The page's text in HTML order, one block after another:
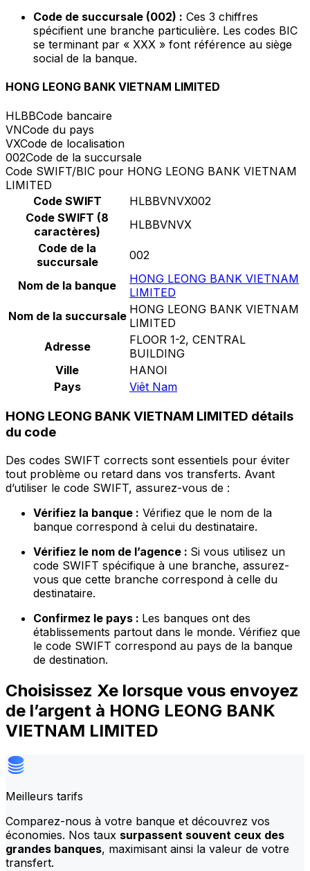
Code de succursale (002) : Ces 3 chiffres
spécifient une branche particulière. Les codes BIC
se terminant par « XXX » font référence au siège
social de la banque.
HONG LEONG BANK VIETNAM LIMITED
HLBBCode bancaire
VNCode du pays
VXCode de localisation
002Code de la succursale
Code SWIFT/BIC pour HONG LEONG BANK VIETNAM
LIMITED
Code SWIFT
HLBBVNVX002
Code SWIFT (8
caractères)
HLBBVNVX
Code de la
succursale
002
Nom de la banque
HONG LEONG BANK VIETNAM
LIMITED
Nom de la succursale HONG LEONG BANK VIETNAM
LIMITED
Adresse
FLOOR 1-2, CENTRAL
BUILDING
Ville
HANOI
Pays
Viêt Nam
HONG LEONG BANK VIETNAM LIMITED détails
du code
Des codes SWIFT corrects sont essentiels pour éviter
tout problème ou retard dans vos transferts. Avant
d’utiliser le code SWIFT, assurez-vous de :
Vérifiez la banque : Vérifiez que le nom de la
banque correspond à celui du destinataire.
Vérifiez le nom de l’agence : Si vous utilisez un
code SWIFT spécifique à une branche, assurez-
vous que cette branche correspond à celle du
destinataire.
Confirmez le pays : Les banques ont des
établissements partout dans le monde. Vérifiez que
le code SWIFT correspond au pays de la banque
de destination.
Choisissez Xe lorsque vous envoyez
de l’argent à HONG LEONG BANK
VIETNAM LIMITED
Meilleurs tarifs
Comparez-nous à votre banque et découvrez vos
économies. Nos taux surpassent souvent ceux des
grandes banques, maximisant ainsi la valeur de votre
transfert.